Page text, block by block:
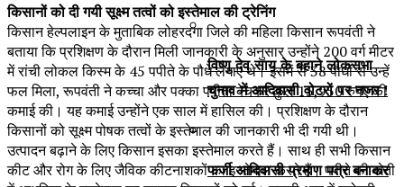
विष्णु देव साय के बहाने लोकसभा
चुनाव में आदिवासी वोटरों पर नजर !
फर्जी आदिवासी प्रमाण पत्र बनाकर
किसानों को दी गयी सूक्ष्म तत्वों को इस्तेमाल की ट्रेनिंग
किसान हेल्पलाइन के मुताबिक लोहरदगा जिले की महिला किसान रूपवंती ने
बताया कि प्रशिक्षण के दौरान मिली जानकारी के अनुसार उन्होंने 200 वर्ग मीटर
में रांची लोकल किस्म के 45 पपीते के पौधे लगाए थे। इसमें से 38 पौधों से उन्हें
फल मिला, रूपवंती ने कच्चा और पक्का पपीता बेचकर कुल 15,950 रुपए की
कमाई की। यह कमाई उन्होंने एक साल में हासिल की। प्रशिक्षण के दौरान
किसानों को सूक्ष्म पोषक तत्वों के इस्तेमाल की जानकारी भी दी गयी थी।
उत्पादन बढ़ाने के लिए किसान इसका इस्तेमाल करते हैं। साथ ही सभी किसान
कीट और रोग के लिए जैविक कीटनाशकों का इस्तेमाल करते हैं। पपीते की खेती